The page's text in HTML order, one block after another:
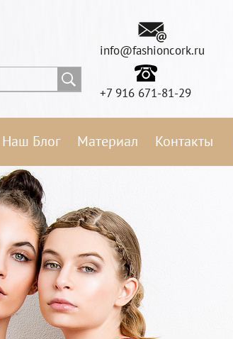
info@fashioncork.ru
+7 916 671-81-29
Наш Блог Материал Контакты